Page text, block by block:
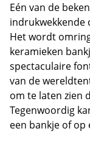
Eén van de
indrukwekkende
Het wordt
keramieken
spectaculaire
van de
om te laten zien
Tegenwoordig
een bankje of